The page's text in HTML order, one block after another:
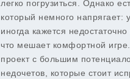
легко погрузиться. Однако
который немного напрягает:
иногда кажется недостаточно
что мешает комфортной
проект с большим
недочетов, которые стоит